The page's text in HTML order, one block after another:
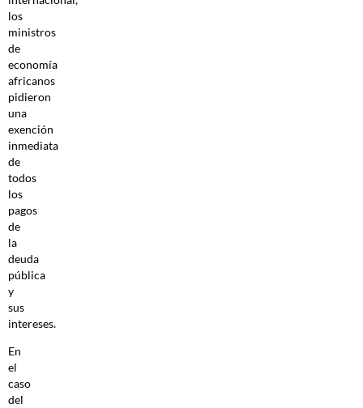
los
ministros
de
economía
africanos
pidieron
una
exención
inmediata
de
todos
los
pagos
de
la
deuda
pública
y
sus
intereses.
En
el
caso
del